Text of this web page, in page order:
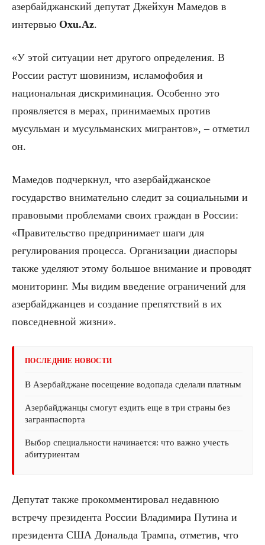
азербайджанский депутат Джейхун Мамедов в
интервью Oxu.Az.
«У этой ситуации нет другого определения. В
России растут шовинизм, исламофобия и
национальная дискриминация. Особенно это
проявляется в мерах, принимаемых против
мусульман и мусульманских мигрантов», – отметил
он.
Мамедов подчеркнул, что азербайджанское
государство внимательно следит за социальными и
правовыми проблемами своих граждан в России:
«Правительство предпринимает шаги для
регулирования процесса. Организации диаспоры
также уделяют этому большое внимание и проводят
мониторинг. Мы видим введение ограничений для
азербайджанцев и создание препятствий в их
повседневной жизни».
ПОСЛЕДНИЕ НОВОСТИ
В Азербайджане посещение водопада сделали платным
Азербайджанцы смогут ездить еще в три страны без
загранпаспорта
Выбор специальности начинается: что важно учесть
абитуриентам
Депутат также прокомментировал недавнюю
встречу президента России Владимира Путина и
президента США Дональда Трампа, отметив, что